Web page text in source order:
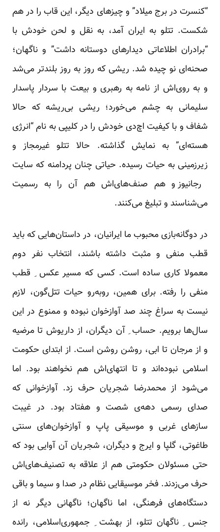
“کنسرت در برج میلاد” و چیزهای دیگر، این قاب را در هم
شکست. تتلو به ایران آمد، به نقل و لحن خودش با
“برادران اطلاعاتی دیدارهای دوستانه داشت” و ناگهان؛
صحنه‌ای نو چیده شد. ریشی که روز به روز بلندتر می‌شد
و به روی‌اش از نامه به رهبری و بیعت با سردار پاسدار
سلیمانی به چشم می‌خورد؛ ریشی بی‌ریشه که حالا
شفاف و با کیفیت اچ‌دی خودش را در کلیپی به نام “انرژی
هسته‌ای” به نمایش گذاشته. حالا تتلو غیرمجاز و
زیرزمینی به حیات رسیده. حیاتی چنان پردامنه که سایت
رجانیوزو هم صنف‌های‌اش هم آن را به رسمیت
می‌شناسند و تبلیغ می‌کنند.
در دوگانه‌بازی محبوب ما ایرانیان، در داستان‌هایی که باید
قطب منفی و مثبت داشته باشند، انتخاب نفر دوم
معمولا کاری ساده است. کسی که مسیر عکس ِ قطب
منفی را رفته. برای همین، روبه‌رو حیات تتل‌گون، لازم
نیست به سراغ چند صد آوازخوان نبوده و ممنوع در این
سال‌ها برویم. حساب ِ آن دیگران، از داریوش تا مرضیه
و از مرجان تا ابی، روشن‌ روشن است. از ابتدای حکومت
اسلامی نبوده‌اند و تا انتهای‌اش هم نخواهند بود. اما
می‌شود از محمدرضا شجریان حرف زد. آوازخوانی که
صدای رسمی دهه‌ی شصت و هفتاد بود. در غیبت
سازهای غربی و موسیقی پاپ و آوازخوان‌های سنتی
طاغوتی، گلپا و ایرج و دیگران، شجریان آن آوایی بود که
حتی مسئولان حکومتی هم از علاقه به تصنیف‌های‌اش
حرف می‌زدند. فخر موسیقایی نظام در صدا و سیما و باقی
دستگاه‌های فرهنگی، اما ناگهان؛ ناگهانی دیگر نه از
جنس ِ ناگهان تتلو، از بهشت ِ جمهوری‌اسلامی، رانده